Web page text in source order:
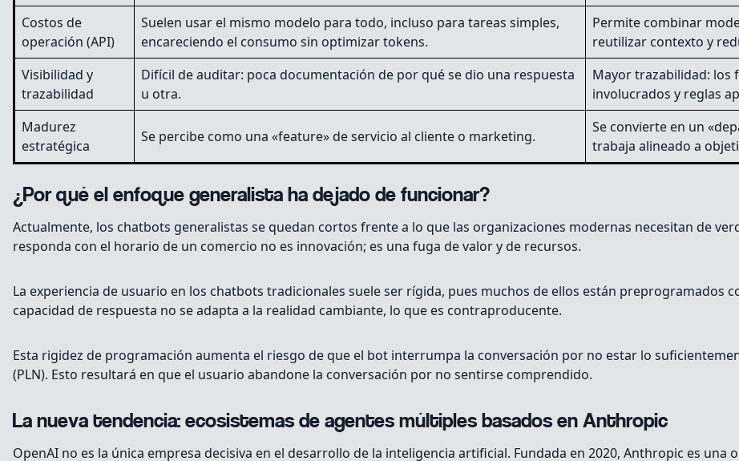
Costos de
operación (API)
Suelen usar el mismo modelo para todo, incluso para tareas simples,
encareciendo el consumo sin optimizar tokens.
Permite combinar
reutilizar contexto y
Visibilidad y
trazabilidad
Difícil de auditar: poca documentación de por qué se dio una respuesta
u otra.
Mayor trazabilidad: los
involucrados y reglas
Madurez
estratégica
Se percibe como una «feature» de servicio al cliente o marketing.
Se convierte en un
trabaja alineado a
¿Por qué el enfoque generalista ha dejado de funcionar?
Actualmente, los chatbots generalistas se quedan cortos frente a lo que las organizaciones modernas necesitan de
responda con el horario de un comercio no es innovación; es una fuga de valor y de recursos.
La experiencia de usuario en los chatbots tradicionales suele ser rígida, pues muchos de ellos están preprogramados
capacidad de respuesta no se adapta a la realidad cambiante, lo que es contraproducente.
Esta rigidez de programación aumenta el riesgo de que el bot interrumpa la conversación por no estar lo
(PLN). Esto resultará en que el usuario abandone la conversación por no sentirse comprendido.
La nueva tendencia: ecosistemas de agentes múltiples basados en Anthropic
OpenAI no es la única empresa decisiva en el desarrollo de la inteligencia artificial. Fundada en 2020, Anthropic es